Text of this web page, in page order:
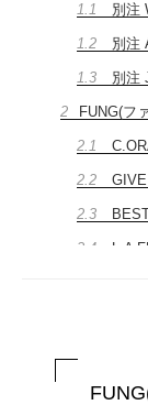
1.1 別注
1.2 別注
1.3 別注
2 FUNG(フ
2.1
2.2
2.3
2.4 L.A